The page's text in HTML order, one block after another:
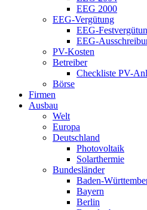
EEG 2000
EEG-Vergütung
EEG-
EEG-
PV-Kosten
Betreiber
Checkliste PV-
Börse
Firmen
Ausbau
Welt
Europa
Deutschland
Photovoltaik
Solarthermie
Bundesländer
Baden-
Bayern
Berlin